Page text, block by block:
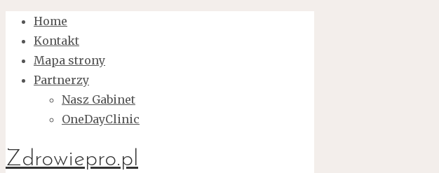
Home
Kontakt
Mapa strony
Partnerzy
Nasz Gabinet
OneDayClinic
Zdrowiepro.pl